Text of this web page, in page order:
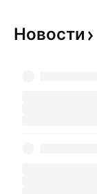
Новости